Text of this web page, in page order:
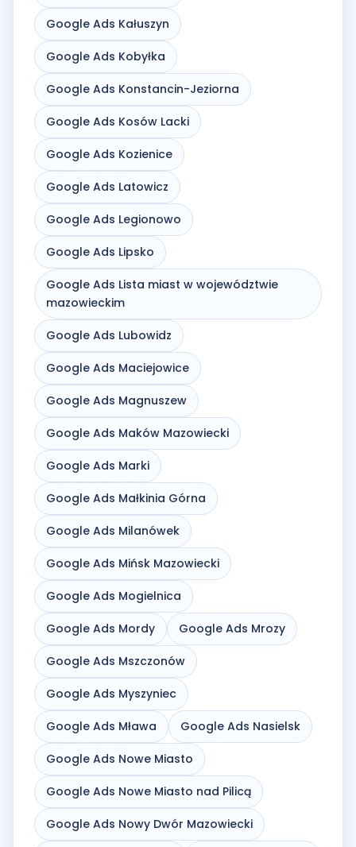
Google Ads Kałuszyn
Google Ads Kobyłka
Google Ads Konstancin-Jeziorna
Google Ads Kosów Lacki
Google Ads Kozienice
Google Ads Latowicz
Google Ads Legionowo
Google Ads Lipsko
Google Ads Lista miast w województwie
mazowieckim
Google Ads Lubowidz
Google Ads Maciejowice
Google Ads Magnuszew
Google Ads Maków Mazowiecki
Google Ads Marki
Google Ads Małkinia Górna
Google Ads Milanówek
Google Ads Mińsk Mazowiecki
Google Ads Mogielnica
Google Ads Mordy Google Ads Mrozy
Google Ads Mszczonów
Google Ads Myszyniec
Google Ads Mława Google Ads Nasielsk
Google Ads Nowe Miasto
Google Ads Nowe Miasto nad Pilicą
Google Ads Nowy Dwór Mazowiecki